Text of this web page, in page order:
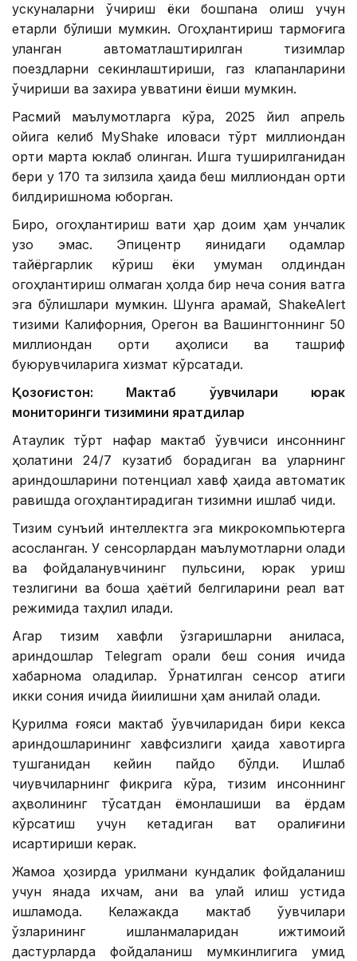
ускуналарни ўчириш ёки бошпана олиш учун
етарли бўлиши мумкин. Огоҳлантириш тармоғига
уланган автоматлаштирилган тизимлар
поездларни секинлаштириши, газ клапанларини
ўчириши ва захира қувватини ёқиши мумкин.
Расмий маълумотларга кўра, 2025 йил апрель
ойига келиб MyShake иловаси тўрт миллиондан
ортиқ марта юклаб олинган. Ишга туширилганидан
бери у 170 та зилзила ҳақида беш миллиондан ортиқ
билдиришнома юборган.
Бироқ, огоҳлантириш вақти ҳар доим ҳам унчалик
узоқ эмас. Эпицентр яқинидаги одамлар
тайёргарлик кўриш ёки умуман олдиндан
огоҳлантириш олмаган ҳолда бир неча сония вақтга
эга бўлишлари мумкин. Шунга қарамай, ShakeAlert
тизими Калифорния, Орегон ва Вашингтоннинг 50
миллиондан ортиқ аҳолиси ва ташриф
буюрувчиларига хизмат кўрсатади.
Қозоғистон: Мактаб ўқувчилари юрак
мониторинги тизимини яратдилар
Ақтаулик тўрт нафар мактаб ўқувчиси инсоннинг
ҳолатини 24/7 кузатиб борадиган ва уларнинг
қариндошларини потенциал хавф ҳақида автоматик
равишда огоҳлантирадиган тизимни ишлаб чиқди.
Тизим сунъий интеллектга эга микрокомпьютерга
асосланган. У сенсорлардан маълумотларни олади
ва фойдаланувчининг пульсини, юрак уриш
тезлигини ва бошқа ҳаётий белгиларини реал вақт
режимида таҳлил қилади.
Агар тизим хавфли ўзгаришларни аниқласа,
қариндошлар Тelegram орқали беш сония ичида
хабарнома оладилар. Ўрнатилган сенсор атиги
икки сония ичида йиқилишни ҳам аниқлай олади.
Қурилма ғояси мактаб ўқувчиларидан бири кекса
қариндошларининг хавфсизлиги ҳақида хавотирга
тушганидан кейин пайдо бўлди. Ишлаб
чиқувчиларнинг фикрига кўра, тизим инсоннинг
аҳволининг тўсатдан ёмонлашиши ва ёрдам
кўрсатиш учун кетадиган вақт оралиғини
қисқартириши керак.
Жамоа ҳозирда қурилмани кундалик фойдаланиш
учун янада ихчам, аниқ ва қулай қилиш устида
ишламоқда. Келажакда мактаб ўқувчилари
ўзларининг ишланмаларидан ижтимоий
дастурларда фойдаланиш мумкинлигига умид